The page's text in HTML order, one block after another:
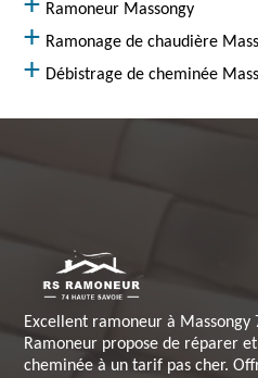
Ramoneur Massongy
Ramonage de chaudière
Débistrage de cheminée
Excellent ramoneur à Massongy
Ramoneur propose de réparer
cheminée à un tarif pas cher.